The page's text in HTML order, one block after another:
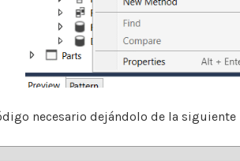
necesario dejándolo de la siguiente